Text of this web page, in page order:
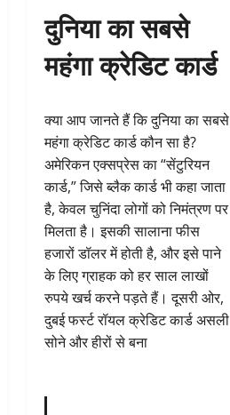
दुनिया का सबसे
महंगा क्रेडिट कार्ड
क्या आप जानते हैं कि दुनिया का सबसे
महंगा क्रेडिट कार्ड कौन सा है?
अमेरिकन एक्सप्रेस का “सेंटुरियन
कार्ड,” जिसे ब्लैक कार्ड भी कहा जाता
है, केवल चुनिंदा लोगों को निमंत्रण पर
मिलता है। इसकी सालाना फीस
हजारों डॉलर में होती है, और इसे पाने
के लिए ग्राहक को हर साल लाखों
रुपये खर्च करने पड़ते हैं। दूसरी ओर,
दुबई फर्स्ट रॉयल क्रेडिट कार्ड असली
सोने और हीरों से बना